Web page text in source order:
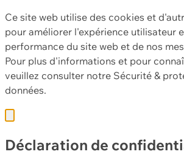
Ce site web utilise des cookies et
pour améliorer l'expérience utilisateur
performance du site web et de nos
Pour plus d'informations et pour
veuillez consulter notre Sécurité &
données.
Déclaration de